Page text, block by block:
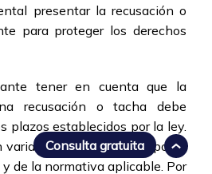
presentar la recusación o
para proteger los derechos
tener en cuenta que la
recusación o tacha debe
plazos establecidos por la ley.
variar dependiendo del tipo de
de la normativa aplicable. Por
Consulta gratuita